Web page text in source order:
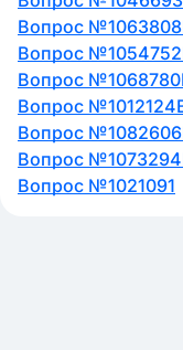
Вопрос №1063808
Вопрос №1054752
Вопрос №1068780
Вопрос №1012124
Вопрос №1082606
Вопрос №1073294
Вопрос №1021091